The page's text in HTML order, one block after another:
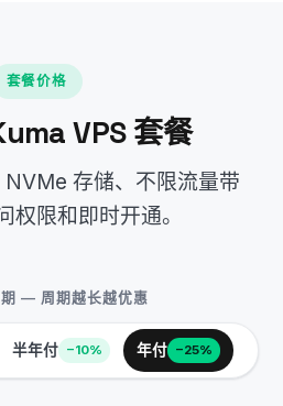
套餐价格
VPS 套餐
存储、不限流量带
权限和即时开通。
— 周期越长越优惠
半年付 −10% 年付 −25%